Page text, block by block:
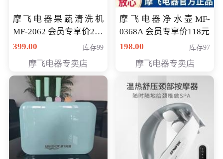
摩飞电器果蔬清洗机
MF-2062 会员专享价268
元
399.00 库存99
摩飞电器专卖店
摩飞电器净水壶MF-
0368A 会员专享价118元
198.00
库存97
摩飞电器专卖店